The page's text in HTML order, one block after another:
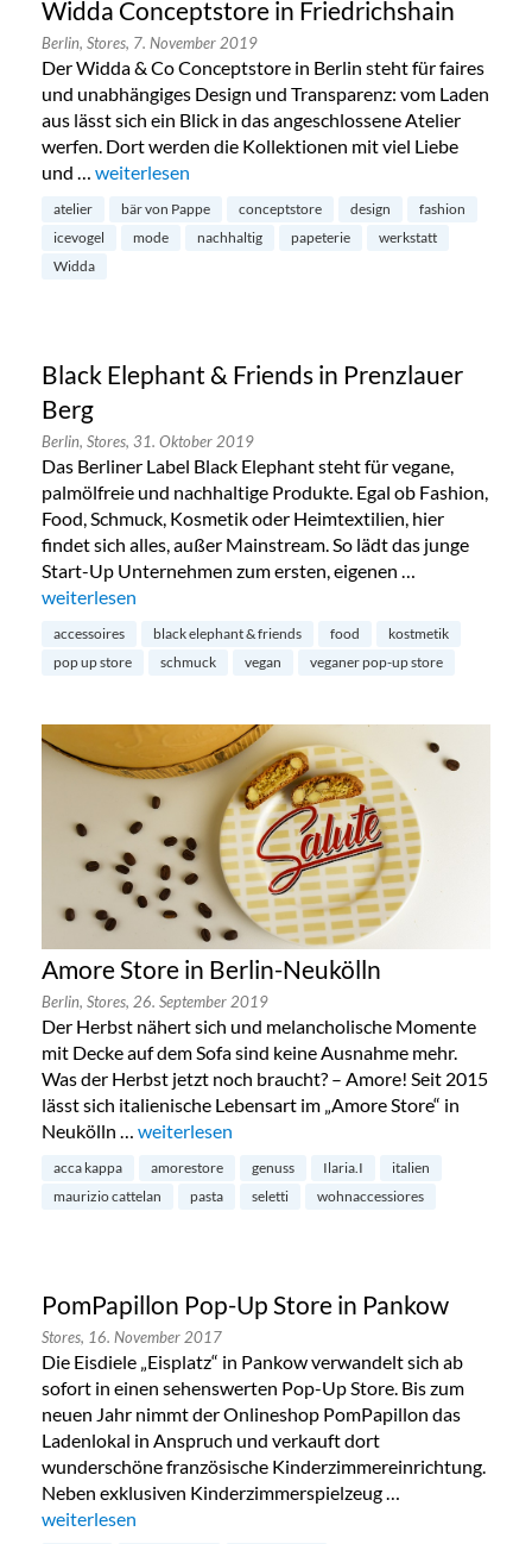
Widda Conceptstore in Friedrichshain
Berlin, Stores, 7. November 2019
Der Widda & Co Conceptstore in Berlin steht für faires
und unabhängiges Design und Transparenz: vom Laden
aus lässt sich ein Blick in das angeschlossene Atelier
werfen. Dort werden die Kollektionen mit viel Liebe
und … „Widda Conceptstore in Friedrichshain“
weiterlesen
atelier bär von Pappe conceptstore design
fashion
icevogel
mode nachhaltig papeterie
werkstatt
Widda
Black Elephant & Friends in Prenzlauer
Berg
Berlin, Stores, 31. Oktober 2019
Das Berliner Label Black Elephant steht für vegane,
palmölfreie und nachhaltige Produkte. Egal ob Fashion,
Food, Schmuck, Kosmetik oder Heimtextilien, hier
findet sich alles, außer Mainstream. So lädt das junge
Start-Up Unternehmen zum ersten, eigenen …
„Black Elephant & Friends in Prenzlauer Berg“
weiterlesen
accessoires black elephant & friends food
kostmetik
pop up store
schmuck vegan veganer pop-up store
Amore Store in Berlin-Neukölln
Berlin, Stores, 26. September 2019
Der Herbst nähert sich und melancholische Momente
mit Decke auf dem Sofa sind keine Ausnahme mehr.
Was der Herbst jetzt noch braucht? – Amore! Seit 2015
lässt sich italienische Lebensart im „Amore Store“ in
Neukölln … „Amore Store in Berlin-Neukölln“
weiterlesen
acca kappa amorestore genuss Ilaria.I
italien
maurizio cattelan
pasta seletti wohnaccessiores
PomPapillon Pop-Up Store in Pankow
Stores, 16. November 2017
Die Eisdiele „Eisplatz“ in Pankow verwandelt sich ab
sofort in einen sehenswerten Pop-Up Store. Bis zum
neuen Jahr nimmt der Onlineshop PomPapillon das
Ladenlokal in Anspruch und verkauft dort
wunderschöne französische Kinderzimmereinrichtung.
Neben exklusiven Kinderzimmerspielzeug …
„PomPapillon Pop-Up Store in Pankow“
weiterlesen